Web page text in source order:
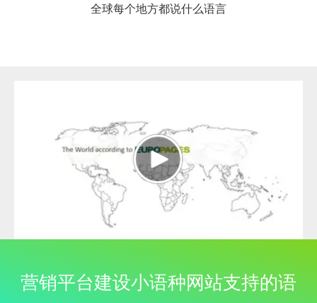
全球每个地方都说什么语言
营销平台建设小语种网站支持的语